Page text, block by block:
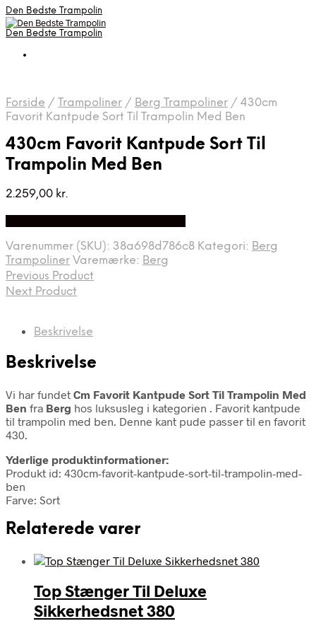
Den Bedste Trampolin
Den Bedste Trampolin
Forside / Trampoliner / Berg Trampoliner / 430cm
Favorit Kantpude Sort Til Trampolin Med Ben
430cm Favorit Kantpude Sort Til
Trampolin Med Ben
2.259,00 kr.
Varenummer (SKU): 38a698d786c8 Kategori: Berg
Trampoliner Varemærke: Berg
Previous Product
Next Product
Beskrivelse
Beskrivelse
Vi har fundet Cm Favorit Kantpude Sort Til Trampolin Med
Ben fra Berg hos luksusleg i kategorien . Favorit kantpude
til trampolin med ben. Denne kant pude passer til en favorit
430.
Yderlige produktinformationer:
Produkt id: 430cm-favorit-kantpude-sort-til-trampolin-med-
ben
Farve: Sort
Relaterede varer
Top Stænger Til Deluxe
Sikkerhedsnet 380